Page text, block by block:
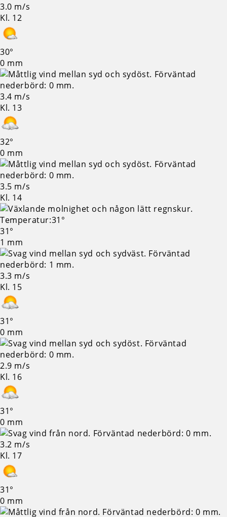
3.0 m/s
Kl. 12
30°
0 mm
3.4 m/s
Kl. 13
32°
0 mm
3.5 m/s
Kl. 14
31°
1 mm
3.3 m/s
Kl. 15
31°
0 mm
2.9 m/s
Kl. 16
31°
0 mm
3.2 m/s
Kl. 17
31°
0 mm